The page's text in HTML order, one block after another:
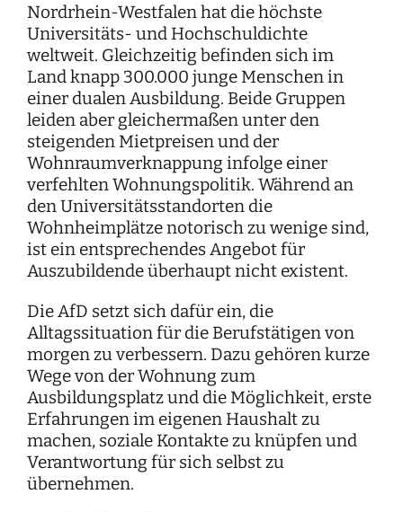
Nordrhein-Westfalen hat die höchste
Universitäts- und Hochschuldichte
weltweit. Gleichzeitig befinden sich im
Land knapp 300.000 junge Menschen in
einer dualen Ausbildung. Beide Gruppen
leiden aber gleichermaßen unter den
steigenden Mietpreisen und der
Wohnraumverknappung infolge einer
verfehlten Wohnungspolitik. Während an
den Universitätsstandorten die
Wohnheimplätze notorisch zu wenige sind,
ist ein entsprechendes Angebot für
Auszubildende überhaupt nicht existent.
Die AfD setzt sich dafür ein, die
Alltagssituation für die Berufstätigen von
morgen zu verbessern. Dazu gehören kurze
Wege von der Wohnung zum
Ausbildungsplatz und die Möglichkeit, erste
Erfahrungen im eigenen Haushalt zu
machen, soziale Kontakte zu knüpfen und
Verantwortung für sich selbst zu
übernehmen.